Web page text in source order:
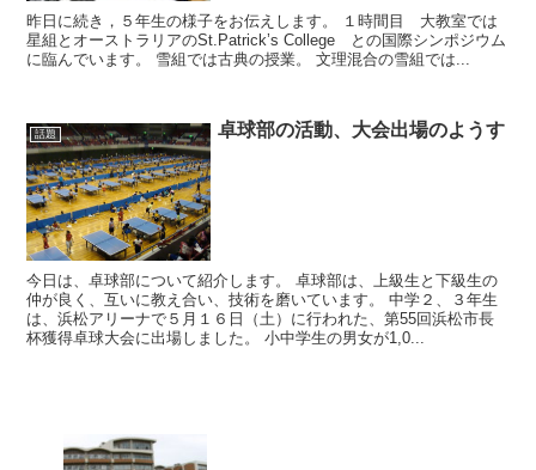
昨日に続き，５年生の様子をお伝えします。 １時間目 大教室では
星組とオーストラリアのSt.Patrick’s College との国際シンポジウム
に臨んでいます。 雪組では古典の授業。 文理混合の雪組では...
話題 卓球部の活動、大会出場のようす
今日は、卓球部について紹介します。 卓球部は、上級生と下級生の
仲が良く、互いに教え合い、技術を磨いています。 中学２、３年生
は、浜松アリーナで５月１６日（土）に行われた、第55回浜松市長
杯獲得卓球大会に出場しました。 小中学生の男女が1,0...